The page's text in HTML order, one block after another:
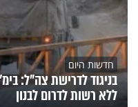
חדשות היום
בניגוד לדרישת צה"ל:
ללא רשות לדרום לבנון